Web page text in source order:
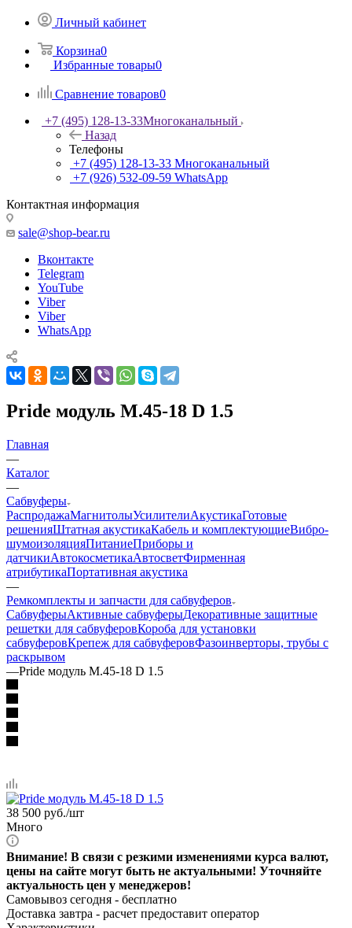
Личный кабинет
Корзина0
Избранные товары0
Сравнение товаров0
+7 (495) 128-13-33Многоканальный
Назад
Телефоны
+7 (495) 128-13-33 Многоканальный
+7 (926) 532-09-59 WhatsApp
Контактная информация
sale@shop-bear.ru
Вконтакте
Telegram
YouTube
Viber
Viber
WhatsApp
Pride модуль M.45-18 D 1.5
Главная
—
Каталог
—
Сабвуферы
РаспродажаМагнитолыУсилителиАкустикаГотовые
решенияШтатная акустикаКабель и комплектующиеВибро-
шумоизоляцияПитаниеПриборы и
датчикиАвтокосметикаАвтосветФирменная
атрибутикаПортативная акустика
—
Ремкомплекты и запчасти для сабвуферов
СабвуферыАктивные сабвуферыДекоративные защитные
решетки для сабвуферовКороба для установки
сабвуферовКрепеж для сабвуферовФазоинверторы, трубы с
раскрывом
—Pride модуль M.45-18 D 1.5
38 500 руб./шт
Много
Внимание! В связи с резкими изменениями курса валют,
цены на сайте могут быть не актуальными! Уточняйте
актуальность цен у менеджеров!
Самовывоз сегодня - бесплатно
Доставка завтра - расчет предоставит оператор